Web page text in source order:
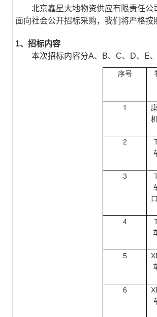
北京鑫星大地物资供应有限责任公
面向社会公开招标采购，我们将严格按
1、招标内容
本次招标内容分A、
B、C、D、E
序号
1
2
3
4
5
6